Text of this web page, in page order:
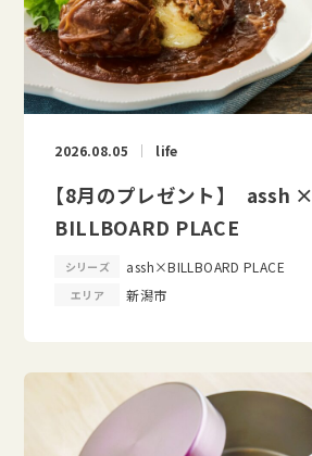
2026.08.05 life
【8月のプレゼント】 assh ×
BILLBOARD PLACE
シリーズ assh×BILLBOARD PLACE
エリア 新潟市